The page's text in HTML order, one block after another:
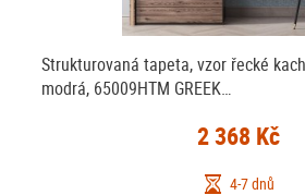
Strukturovaná tapeta, vzor řecké
modrá, 65009HTM GREEK…
2 368 Kč
4-7 dnů